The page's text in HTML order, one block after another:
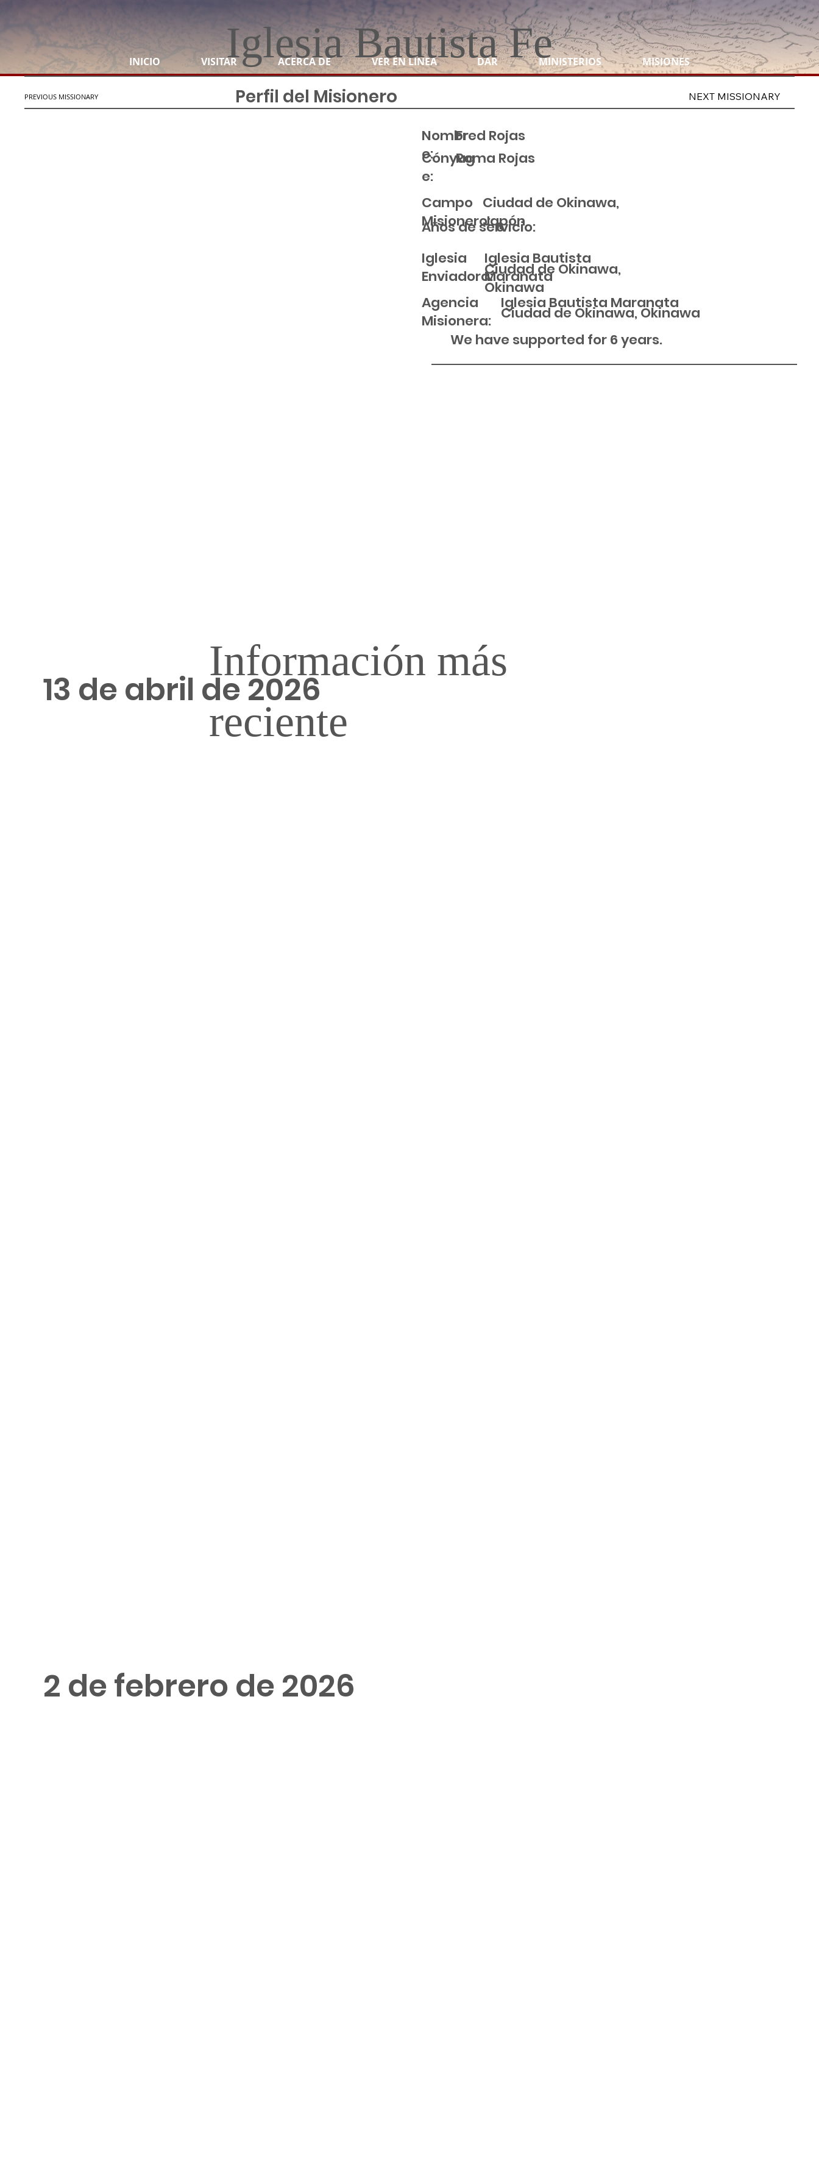
Iglesia Bautista Fe
INICIO VISITAR ACERCA DE VER EN LINEA DAR MINISTERIOS MISIONES
NEXT MISSIONARY
PREVIOUS MISSIONARY Perfil del Misionero
Campo
Misionero:
Ciudad de Okinawa,
Japón
Años de servicio:
6
Iglesia
Enviadora:
Iglesia Bautista
Maranata
Agencia
Misionera:
Iglesia Bautista Maranata
We have supported for 6 years.
Ciudad de Okinawa,
Okinawa
Ciudad de Okinawa, Okinawa
Fred Rojas
Nombr
e:
Cónyug
e:
Roma Rojas
13 de abril de 2026
2 de febrero de 2026
Información más
reciente